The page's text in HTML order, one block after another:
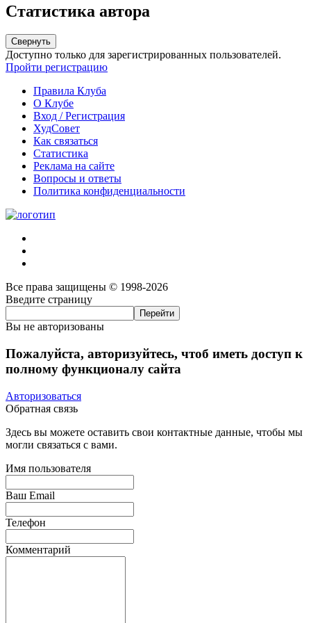
Статистика автора
Свернуть
Доступно только для зарегистрированных пользователей.
Пройти регистрацию
Правила Клуба
О Клубе
Вход / Регистрация
ХудСовет
Как связаться
Статистика
Реклама на сайте
Вопросы и ответы
Политика конфиденциальности
Все права защищены © 1998-2026
Введите страницу
Вы не авторизованы
Пожалуйста, авторизуйтесь, чтоб иметь доступ к
полному функционалу сайта
Авторизоваться
Обратная связь
Здесь вы можете оставить свои контактные данные, чтобы мы
могли связаться с вами.
Имя пользователя
Ваш Email
Телефон
Комментарий